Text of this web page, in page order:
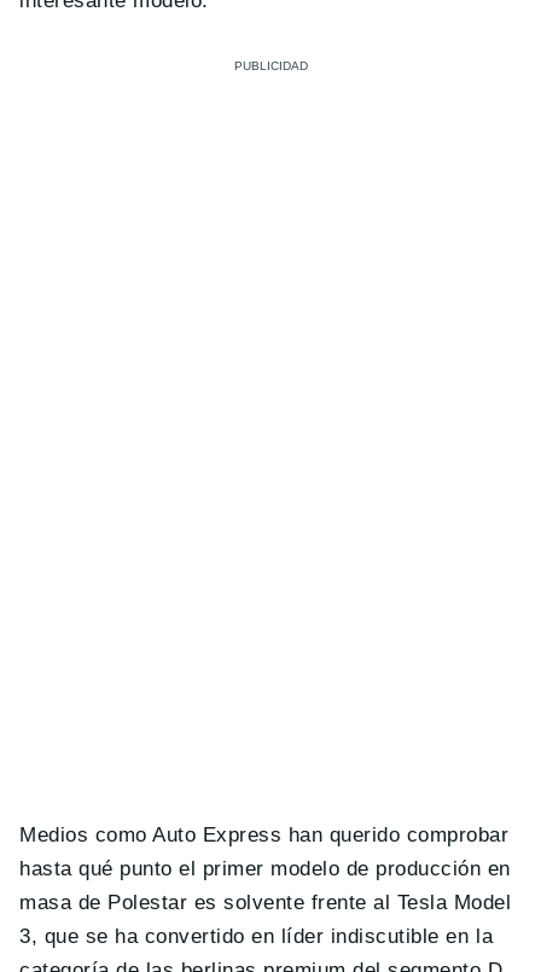
Medios como Auto Express han querido comprobar
hasta qué punto el primer modelo de producción en
masa de Polestar es solvente frente al Tesla Model
3, que se ha convertido en líder indiscutible en la